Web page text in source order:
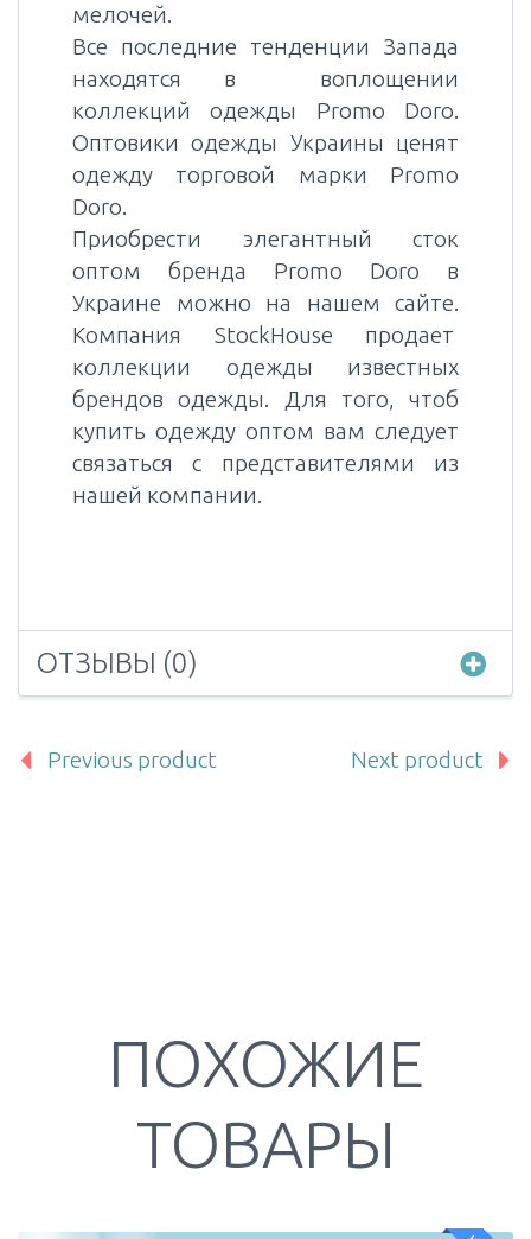
мелочей.
Все последние тенденции Запада
находятся в воплощении
коллекций одежды Promo Doro.
Оптовики одежды Украины ценят
одежду торговой марки Promo
Doro.
Приобрести элегантный сток
оптом бренда Promo Doro в
Украине можно на нашем сайте.
Компания StockHouse продает
коллекции одежды известных
брендов одежды. Для того, чтоб
купить одежду оптом вам следует
связаться с представителями из
нашей компании.
ОТЗЫВЫ (0)
Previous product Next product
ПОХОЖИЕ
ТОВАРЫ